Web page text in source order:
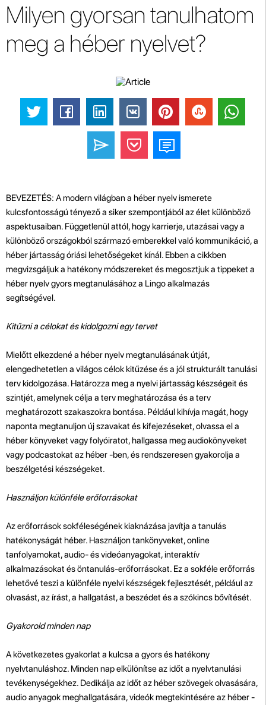
Milyen gyorsan tanulhatom
meg a héber nyelvet?
BEVEZETÉS: A modern világban a héber nyelv ismerete
kulcsfontosságú tényező a siker szempontjából az élet különböző
aspektusaiban. Függetlenül attól, hogy karrierje, utazásai vagy a
különböző országokból származó emberekkel való kommunikáció, a
héber jártasság óriási lehetőségeket kínál. Ebben a cikkben
megvizsgáljuk a hatékony módszereket és megosztjuk a tippeket a
héber nyelv gyors megtanulásához a Lingo alkalmazás
segítségével.
Kitűzni a célokat és kidolgozni egy tervet
Mielőtt elkezdené a héber nyelv megtanulásának útját,
elengedhetetlen a világos célok kitűzése és a jól strukturált tanulási
terv kidolgozása. Határozza meg a nyelvi jártasság készségeit és
szintjét, amelynek célja a terv meghatározása és a terv
meghatározott szakaszokra bontása. Például kihívja magát, hogy
naponta megtanuljon új szavakat és kifejezéseket, olvassa el a
héber könyveket vagy folyóiratot, hallgassa meg audiokönyveket
vagy podcastokat az héber -ben, és rendszeresen gyakorolja a
beszélgetési készségeket.
Használjon különféle erőforrásokat
Az erőforrások sokféleségének kiaknázása javítja a tanulás
hatékonyságát héber. Használjon tankönyveket, online
tanfolyamokat, audio- és videóanyagokat, interaktív
alkalmazásokat és öntanulás-erőforrásokat. Ez a sokféle erőforrás
lehetővé teszi a különféle nyelvi készségek fejlesztését, például az
olvasást, az írást, a hallgatást, a beszédet és a szókincs bővítését.
Gyakorold minden nap
A következetes gyakorlat a kulcsa a gyors és hatékony
nyelvtanuláshoz. Minden nap elkülönítse az időt a nyelvtanulási
tevékenységekhez. Dedikálja az időt az héber szövegek olvasására,
audio anyagok meghallgatására, videók megtekintésére az héber -